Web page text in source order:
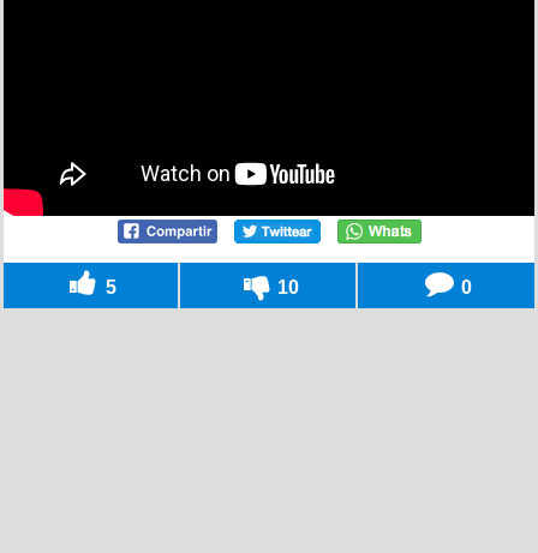
5 10 0